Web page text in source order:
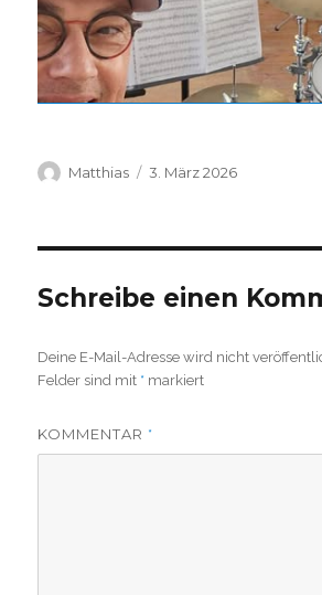
Autor
Matthias
Veröffentlicht
3. März 2026
Schreibe einen
Deine E-Mail-Adresse wird nicht
Felder sind mit * markiert
KOMMENTAR *